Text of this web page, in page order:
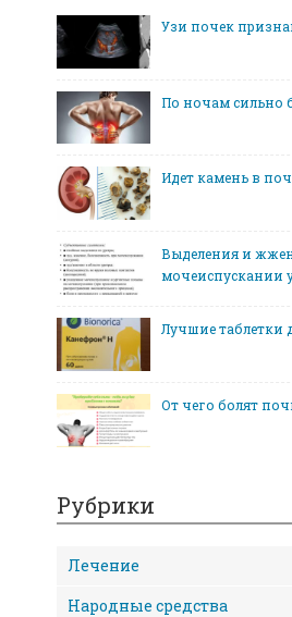
Узи почек
По ночам сильно
Идет камень в
Выделения и
мочеиспускании
Лучшие таблетки
От чего болят
Рубрики
Лечение
Народные средства